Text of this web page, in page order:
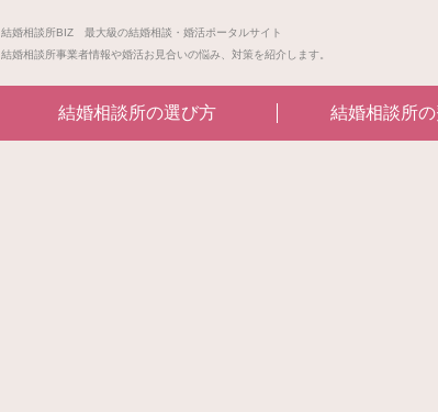
結婚相談所BIZ 最大級の結婚相談・婚活ポータルサイト
結婚相談所事業者情報や婚活お見合いの悩み、対策を紹介します。
結婚相談所の選び方 結婚相談所